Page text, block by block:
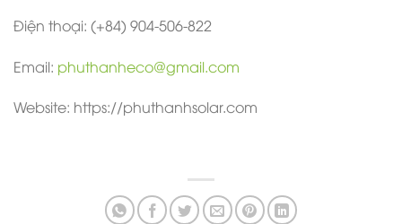
Điện thoại: (+84) 904-506-822
Email: phuthanheco@gmail.com
Website: https://phuthanhsolar.com